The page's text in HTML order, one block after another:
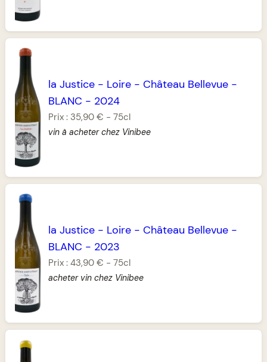
la Justice - Loire - Château Bellevue -
BLANC - 2024
Prix : 35,90 € -75cl
vin à acheter chez Vinibee
la Justice- Loire- Château Bellevue-
BLANC - 2023
Prix : 43,90 € - 75cl
acheter vin chez Vinibee